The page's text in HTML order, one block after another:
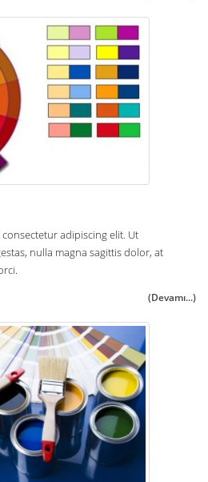
adipiscing elit. Ut
nulla magna sagittis dolor, at
(Devamı...)